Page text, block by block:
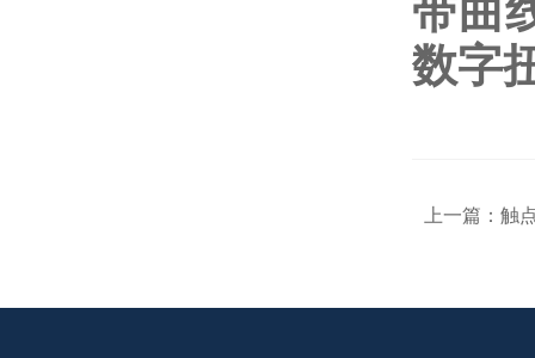
带曲
数字
上一篇： 触点